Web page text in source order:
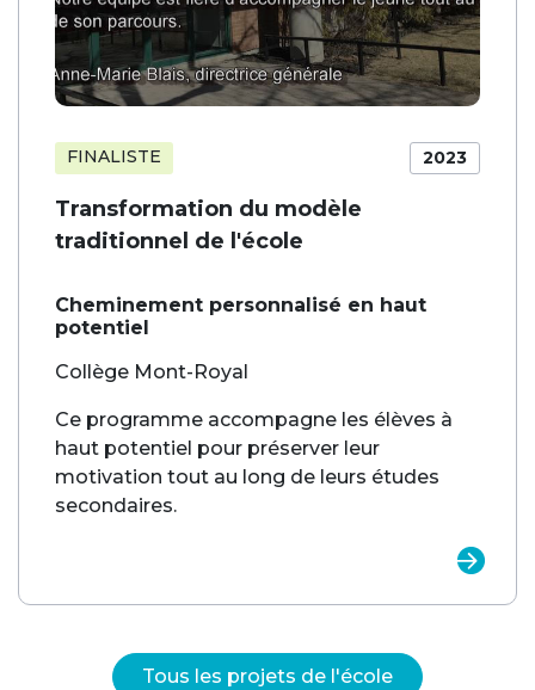
2023
FINALISTE
Transformation du modèle
traditionnel de l'école
Cheminement personnalisé en haut
potentiel
Collège Mont-Royal
Ce programme accompagne les élèves à
haut potentiel pour préserver leur
motivation tout au long de leurs études
secondaires.
Tous les projets de l'école